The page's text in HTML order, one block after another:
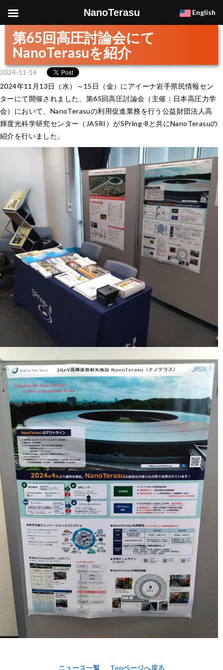
第65回高圧討論会にて
NanoTerasuを紹介
2024-11-14
2024年11月13日（水）～15日（金）にアイーナ岩手県民情報セン
ターにて開催されました、第65回高圧討論会（主催：日本高圧力学
会）において、NanoTerasuの利用促進業務を行う公益財団法人高
輝度光科学研究センター（JASRI）がSPring-8と共にNanoTerasuの
紹介を行いました。
ニュース一覧 Topページへ戻る
NanoTerasu English